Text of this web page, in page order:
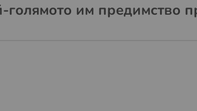
голямото им предимство